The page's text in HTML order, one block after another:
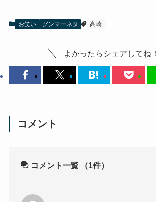
お笑い グンマーネタ 高崎
よかったらシェアしてね！
コメント
コメント一覧 （1件）